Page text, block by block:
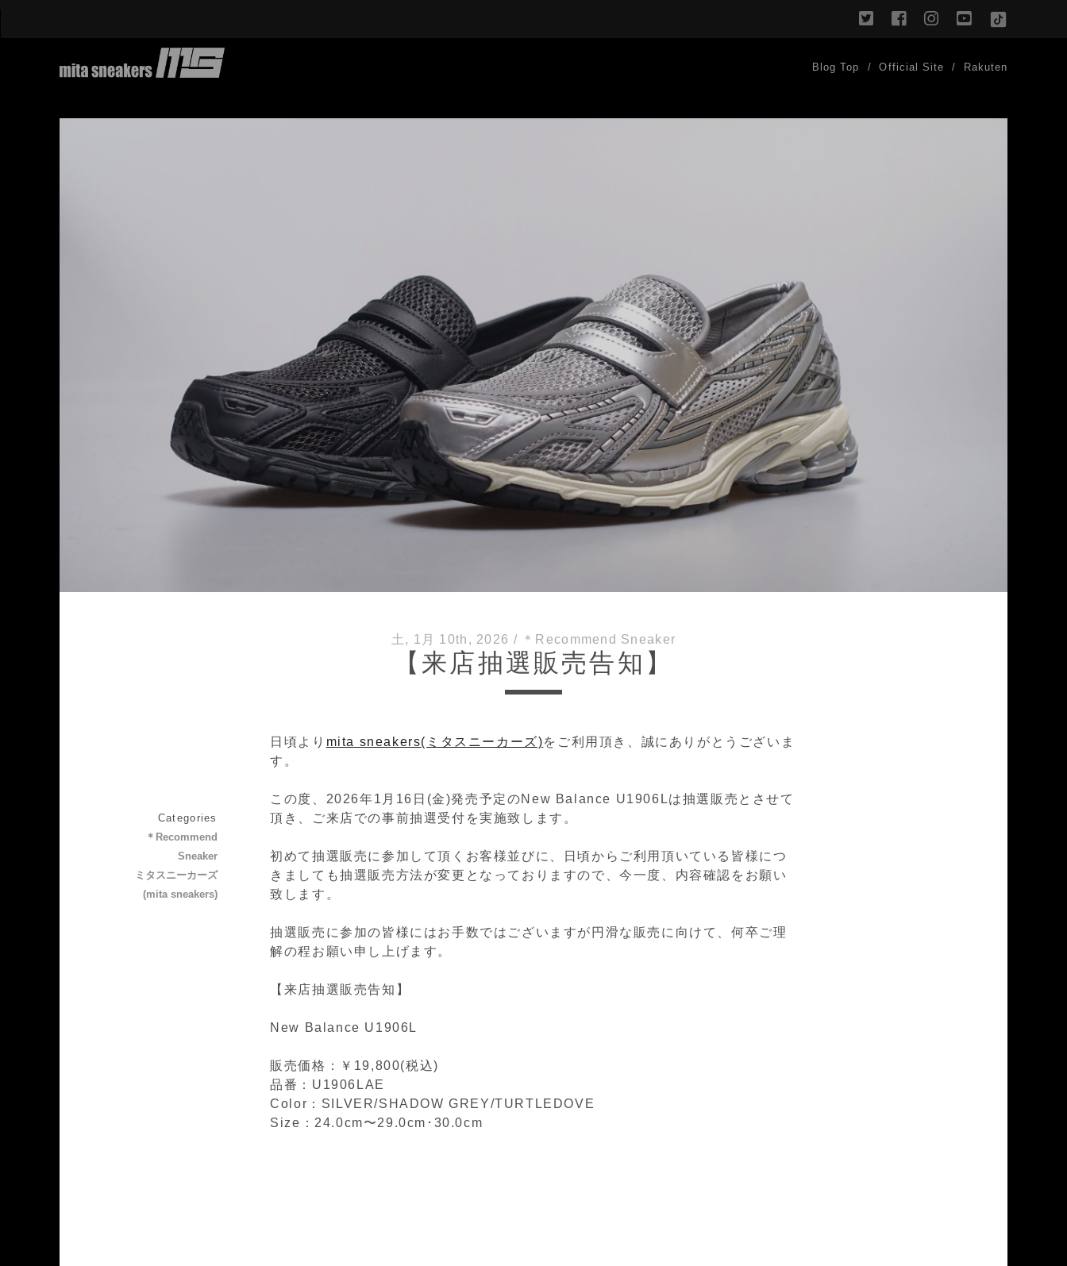
twitterfacebookinstagram
youtube
TikTok
Blog Top Official Site Rakuten
土, 1月 10th, 2026 / ＊Recommend Sneaker
【来店抽選販売告知】
日頃より mita sneakers(ミタスニーカーズ)をご利用頂き、誠にありがとうございま
す。
この度、2026年1月16日(金)発売予定のNew Balance U1906Lは抽選販売とさせて
頂き、ご来店での事前抽選受付を実施致します。
初めて抽選販売に参加して頂くお客様並びに、日頃からご利用頂いている皆様につ
きましても抽選販売方法が変更となっておりますので、今一度、内容確認をお願い
致します。
抽選販売に参加の皆様にはお手数ではございますが円滑な販売に向けて、何卒ご理
解の程お願い申し上げます。
【来店抽選販売告知】
New Balance U1906L
販売価格：￥19,800(税込)
品番：U1906LAE
Color：SILVER/SHADOW GREY/TURTLEDOVE
Size：24.0cm〜29.0cm ･ 30.0cm
Categories
＊Recommend
Sneaker
ミタスニーカーズ
(mita sneakers)